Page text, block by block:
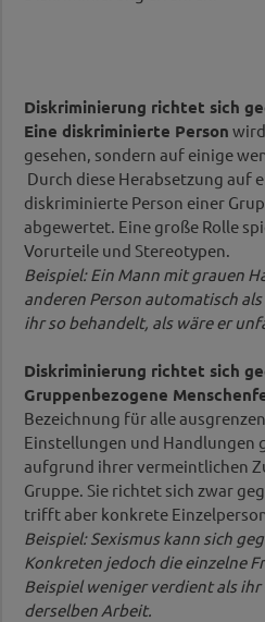
Diskriminierung richtet sich
Eine diskriminierte Person
gesehen, sondern auf einige
Durch diese Herabsetzung auf
diskriminierte Person einer
abgewertet. Eine große Rolle
Vorurteile und Stereotypen.
Beispiel: Ein Mann mit grauen
anderen Person automatisch
ihr so behandelt, als wäre er
Diskriminierung richtet sich
Gruppenbezogene
Bezeichnung für alle
Einstellungen und Handlungen
aufgrund ihrer vermeintlichen
Gruppe. Sie richtet sich zwar
trifft aber konkrete
Beispiel: Sexismus kann sich
Konkreten jedoch die einzelne
Beispiel weniger verdient als
derselben Arbeit.